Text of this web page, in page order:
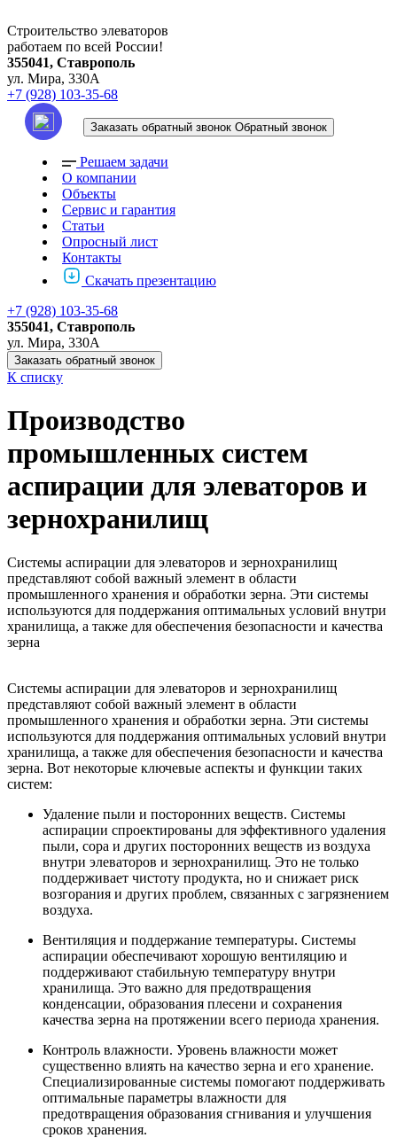
Строительство элеваторов
работаем по всей России!
355041, Ставрополь
ул. Мира, 330А
+7 (928) 103-35-68
Заказать обратный звонок Обратный звонок
Решаем задачи
О компании
Объекты
Сервис и гарантия
Статьи
Опросный лист
Контакты
Скачать презентацию
+7 (928) 103-35-68
355041, Ставрополь
ул. Мира, 330А
Заказать обратный звонок
К списку
Производство
промышленных систем
аспирации для элеваторов и
зернохранилищ
Системы аспирации для элеваторов и зернохранилищ
представляют собой важный элемент в области
промышленного хранения и обработки зерна. Эти системы
используются для поддержания оптимальных условий внутри
хранилища, а также для обеспечения безопасности и качества
зерна
Системы аспирации для элеваторов и зернохранилищ
представляют собой важный элемент в области
промышленного хранения и обработки зерна. Эти системы
используются для поддержания оптимальных условий внутри
хранилища, а также для обеспечения безопасности и качества
зерна. Вот некоторые ключевые аспекты и функции таких
систем:
Удаление пыли и посторонних веществ. Системы
аспирации спроектированы для эффективного удаления
пыли, сора и других посторонних веществ из воздуха
внутри элеваторов и зернохранилищ. Это не только
поддерживает чистоту продукта, но и снижает риск
возгорания и других проблем, связанных с загрязнением
воздуха.
Вентиляция и поддержание температуры. Системы
аспирации обеспечивают хорошую вентиляцию и
поддерживают стабильную температуру внутри
хранилища. Это важно для предотвращения
конденсации, образования плесени и сохранения
качества зерна на протяжении всего периода хранения.
Контроль влажности. Уровень влажности может
существенно влиять на качество зерна и его хранение.
Специализированные системы помогают поддерживать
оптимальные параметры влажности для
предотвращения образования сгнивания и улучшения
сроков хранения.